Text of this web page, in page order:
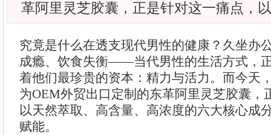
革阿里灵芝胶囊，正是针对这一痛点，
究竟是什么在透支现代男性的健康？久坐办
成瘾、饮食失衡——当代男性的生活方式，
着他们最珍贵的资本：精力与活力。而今天
为OEM外贸出口定制的东革阿里灵芝胶囊，
以天然萃取、高含量、高浓度的六大核心成
赋能。